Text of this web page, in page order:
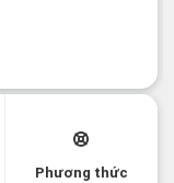
Phương thức